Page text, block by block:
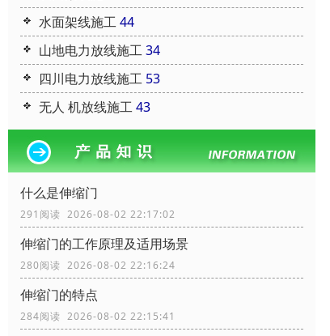
水面架线施工44
山地电力放线施工34
四川电力放线施工 53
无人 机放线施工43
什么是伸缩门
291阅读 2026-08-02 22:17:02
伸缩门的工作原理及适用场景
280阅读 2026-08-02 22:16:24
伸缩门的特点
284阅读 2026-08-02 22:15:41